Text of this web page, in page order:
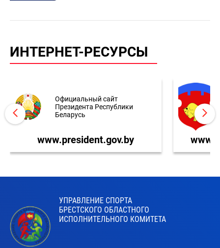
ИНТЕРНЕТ-РЕСУРСЫ
Официальный сайт
Президента Республики
Беларусь
www.president.gov.by
УПРАВЛЕНИЕ СПОРТА
БРЕСТСКОГО ОБЛАСТНОГО
ИСПОЛНИТЕЛЬНОГО КОМИТЕТА